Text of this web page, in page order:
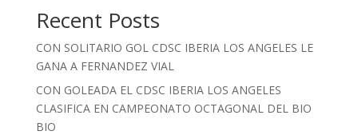
Recent Posts
CON SOLITARIO GOL CDSC IBERIA LOS ANGELES LE
GANA A FERNANDEZ VIAL
CON GOLEADA EL CDSC IBERIA LOS ANGELES
CLASIFICA EN CAMPEONATO OCTAGONAL DEL BIO
BIO